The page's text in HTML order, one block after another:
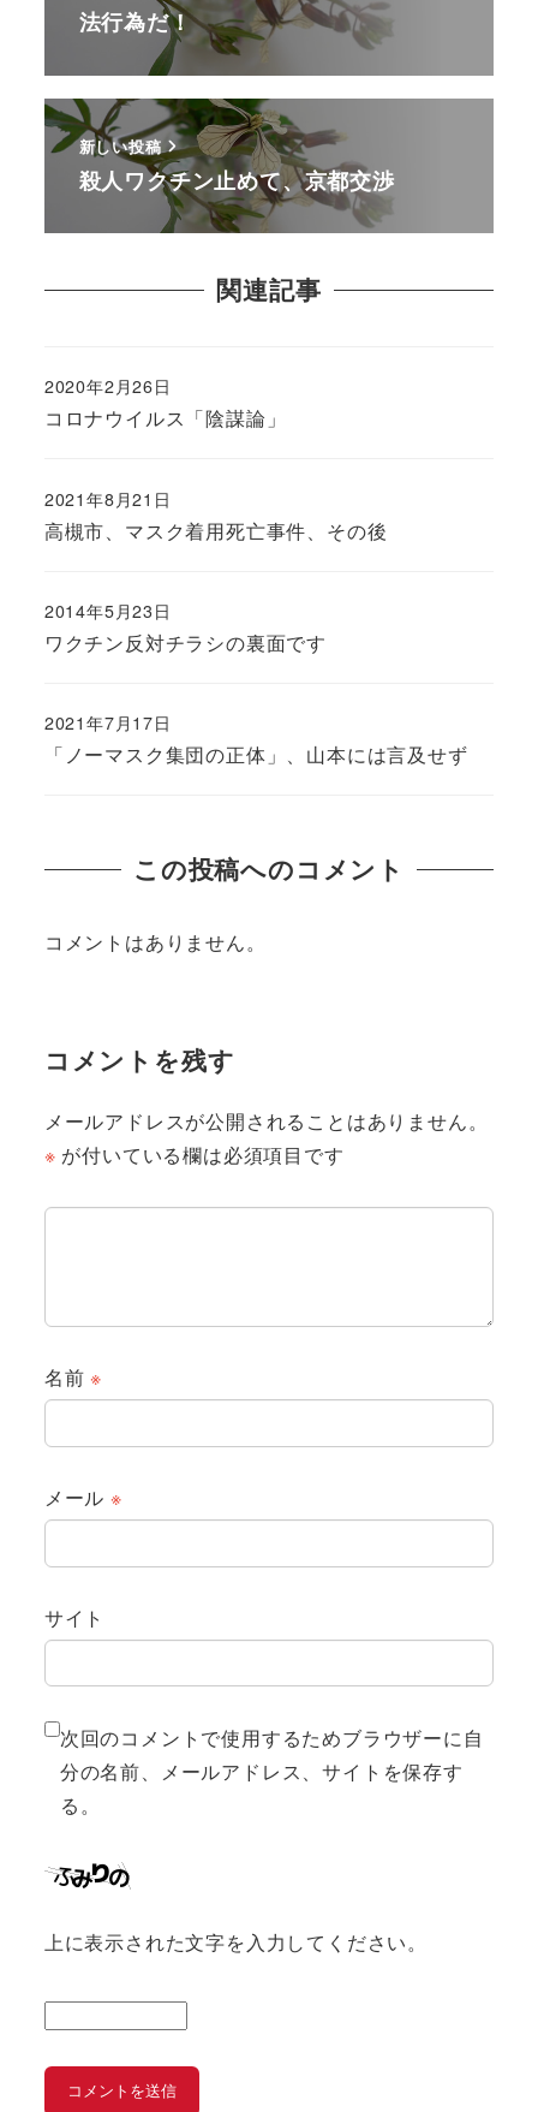
法行為だ！
新しい投稿
殺人ワクチン止めて、京都交渉
関連記事
コロナウイルス「陰謀論」
2020年2月26日
高槻市、マスク着用死亡事件、その後
2021年8月21日
ワクチン反対チラシの裏面です
2014年5月23日
「ノーマスク集団の正体」、山本には言及せず
2021年7月17日
この投稿へのコメント
コメントはありません。
コメントを残す
メールアドレスが公開されることはありません。
※ が付いている欄は必須項目です
名前※
メール ※
サイト
次回のコメントで使用するためブラウザーに自
分の名前、メールアドレス、サイトを保存す
る。
上に表示された文字を入力してください。